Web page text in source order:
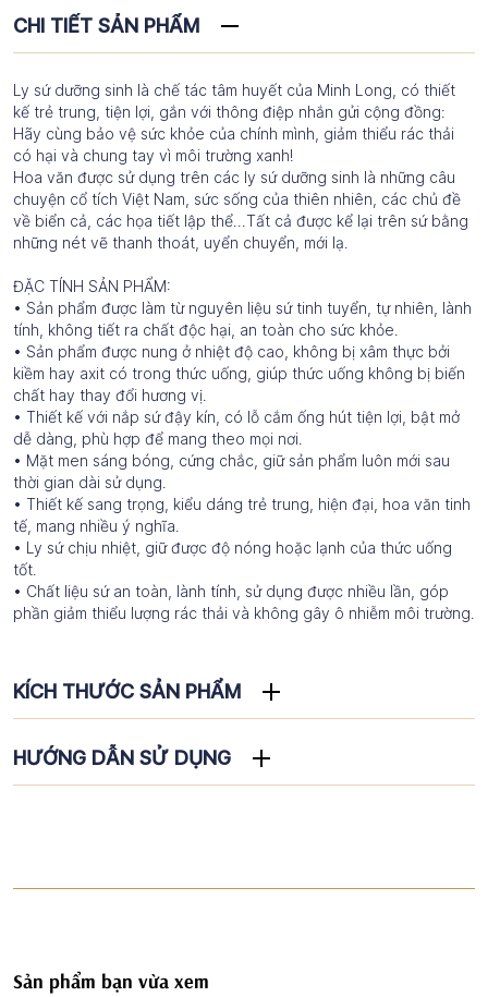
CHI TIẾT SẢN PHẨM
Ly sứ dưỡng sinh là chế tác tâm huyết của Minh Long, có thiết
kế trẻ trung, tiện lợi, gắn với thông điệp nhắn gửi cộng đồng:
Hãy cùng bảo vệ sức khỏe của chính mình, giảm thiểu rác thải
có hại và chung tay vì môi trường xanh!
Hoa văn được sử dụng trên các ly sứ dưỡng sinh là những câu
chuyện cổ tích Việt Nam, sức sống của thiên nhiên, các chủ đề
về biển cả, các họa tiết lập thể…Tất cả được kể lại trên sứ bằng
những nét vẽ thanh thoát, uyển chuyển, mới lạ.
ĐẶC TÍNH SẢN PHẨM:
• Sản phẩm được làm từ nguyên liệu sứ tinh tuyển, tự nhiên, lành
tính, không tiết ra chất độc hại, an toàn cho sức khỏe.
• Sản phẩm được nung ở nhiệt độ cao, không bị xâm thực bởi
kiềm hay axit có trong thức uống, giúp thức uống không bị biến
chất hay thay đổi hương vị.
• Thiết kế với nắp sứ đậy kín, có lỗ cắm ống hút tiện lợi, bật mở
dễ dàng, phù hợp để mang theo mọi nơi.
• Mặt men sáng bóng, cứng chắc, giữ sản phẩm luôn mới sau
thời gian dài sử dụng.
• Thiết kế sang trọng, kiểu dáng trẻ trung, hiện đại, hoa văn tinh
tế, mang nhiều ý nghĩa.
• Ly sứ chịu nhiệt, giữ được độ nóng hoặc lạnh của thức uống
tốt.
• Chất liệu sứ an toàn, lành tính, sử dụng được nhiều lần, góp
phần giảm thiểu lượng rác thải và không gây ô nhiễm môi trường.
KÍCH THƯỚC SẢN PHẨM
HƯỚNG DẪN SỬ DỤNG
Sản phẩm bạn vừa xem